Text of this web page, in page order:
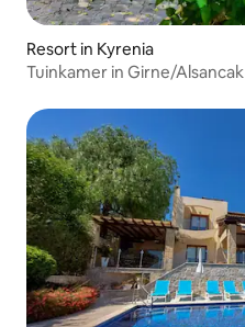
Resort in Kyrenia
Tuinkamer in Girne/Alsancak